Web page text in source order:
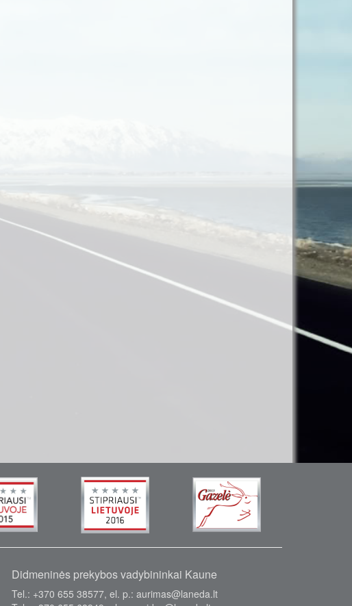
Didmeninės prekybos vadybininkai Kaune
Tel.: +370 655 38577, el. p.: aurimas@laneda.lt